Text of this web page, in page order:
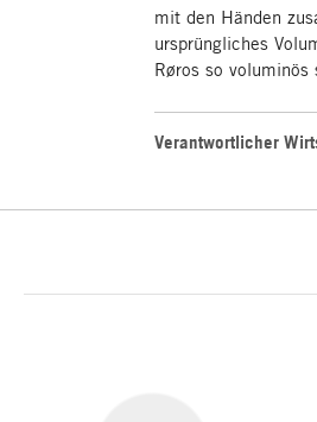
mit den Händen
ursprüngliches
Røros so
Verantwortlicher